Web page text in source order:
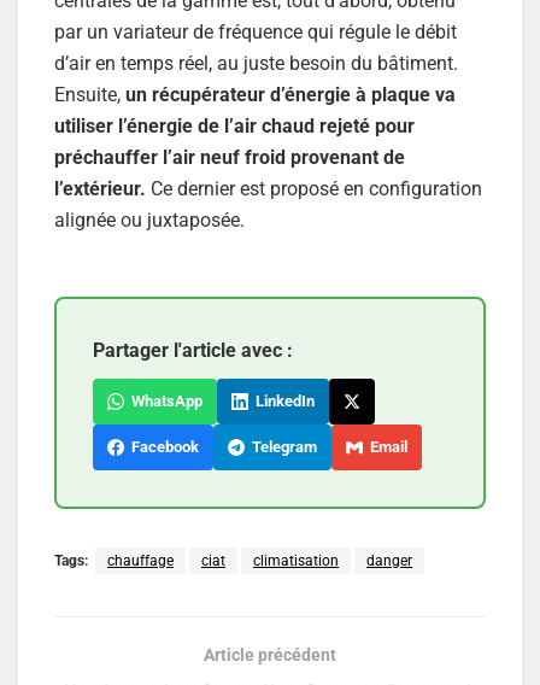
par un variateur de fréquence qui régule le débit
d’air en temps réel, au juste besoin du bâtiment.
Ensuite, un récupérateur d’énergie à plaque va
utiliser l’énergie de l’air chaud rejeté pour
préchauffer l’air neuf froid provenant de
l’extérieur. Ce dernier est proposé en configuration
alignée ou juxtaposée.
Partager l'article avec :
WhatsApp LinkedIn
Facebook Telegram Email
Tags: chauffage ciat climatisation danger
Article précédent